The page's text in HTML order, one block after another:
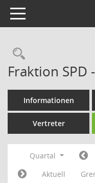
Toggle navigation
Fraktion SPD
Informationen
Vertreter
Quartal
Aktuell